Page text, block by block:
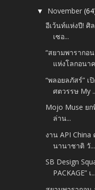
▼ November
อีเว้นท์แห่งปี! ศิ
เซอ...
“สยามพารากอ
แห่งโลกอนา
“พลอยลภัสร์”
ศตวรรษ My
Mojo Muse ยก
ล่าน...
งาน API
นานาชาติ วั...
SB Design
PACKAGE” เ...